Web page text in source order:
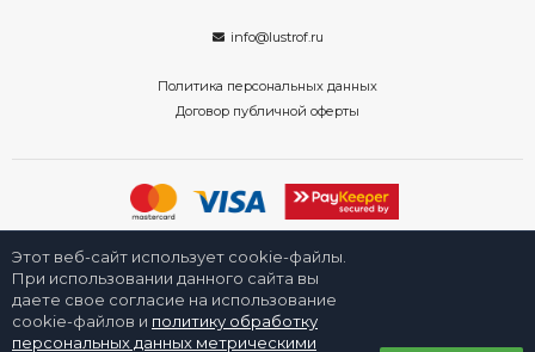
info@lustrof.ru
Политика персональных данных
Договор публичной оферты
2008-2026 © Интернет-магазин светильников «Люстроф» в Москве -
приборы освещения для дома и улицы от производителя с доставкой
по России. Все права защищены.
Этот веб-сайт использует cookie-файлы.
При использовании данного сайта вы
даете свое согласие на использование
cookie-файлов и политику обработку
персональных данных метрическими